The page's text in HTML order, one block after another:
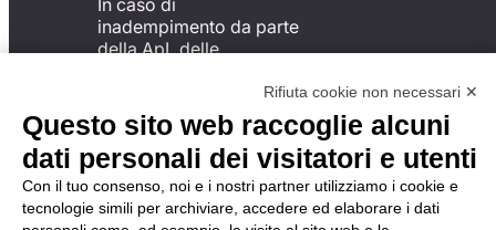
In caso di
inadempimento da parte
della ApL delle
del Codice di Condotta, è
possibile presentare un
reclamo
all’Organismo di
Monitoraggio utilizzando
una delle modalità
descritte al seguente
Rifiuta cookie non necessari ✕
Questo sito web raccoglie alcuni
dati personali dei visitatori e utenti
Con il tuo consenso, noi e i nostri partner utilizziamo i cookie e
tecnologie simili per archiviare, accedere ed elaborare i dati